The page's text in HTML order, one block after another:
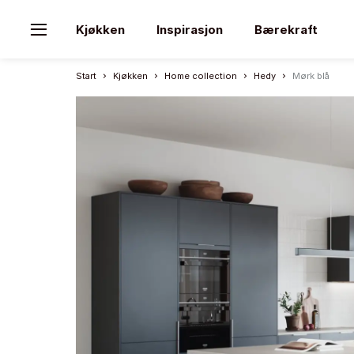
Kjøkken Inspirasjon Bærekraft
Start Kjøkken Home collection Hedy Mørk blå